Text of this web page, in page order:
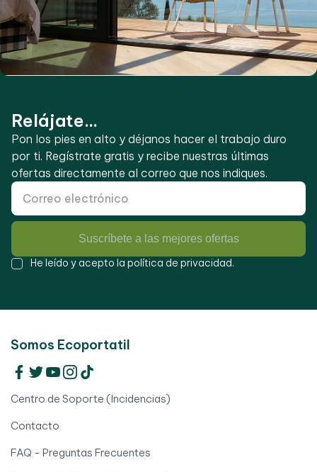
Relájate...
Pon los pies en alto y déjanos hacer el trabajo duro
por ti. Regístrate gratis y recibe nuestras últimas
ofertas directamente al correo que nos indiques.
Suscríbete a las mejores ofertas
He leído y acepto la política de privacidad.
Somos Ecoportatil
Centro de Soporte (Incidencias)
Contacto
FAQ - Preguntas Frecuentes